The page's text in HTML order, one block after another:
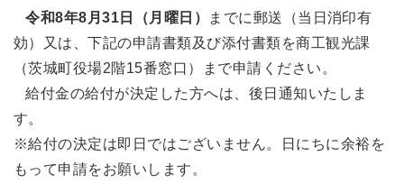
令和8年8月31日（月曜日）
までに郵送（当日消印有
効）又は、下記の申請書類及び添付書類を商工観光課
（茨城町役場2階15番窓口）まで申請ください。
給付金の給付が決定した方へは、後日通知いたしま
す。
※給付の決定は即日ではございません。日にちに余裕を
もって申請をお願いします。